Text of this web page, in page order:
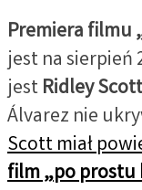
Premiera filmu
jest na sierpień
jestRidley Scott
Álvarez nie
Scott miał
film „po prostu